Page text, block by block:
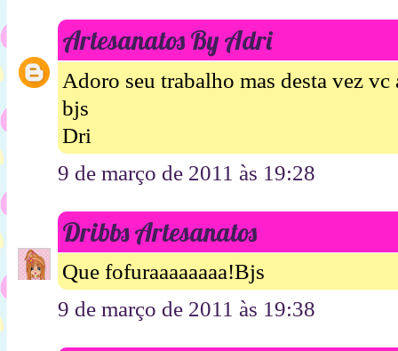
Artesanatos By Adri
Adoro seu trabalho mas desta vez vc
bjs
Dri
9 de março de 2011 às 19:28
Dribbs Artesanatos
Que fofuraaaaaaaa!Bjs
9 de março de 2011 às 19:38